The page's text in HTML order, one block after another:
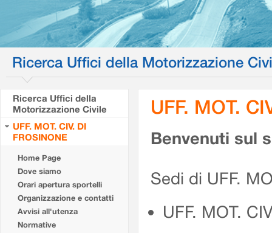
Ricerca Uffici della Motorizzazione
Ricerca Uffici della
Motorizzazione Civile
UFF. MOT. CIV. DI
FROSINONE
Home Page
Dove siamo
Orari apertura sportelli
Organizzazione e contatti
Avvisi all'utenza
Normative
UFF. MOT.
Benvenuti sul
Sedi di UFF.
UFF. MOT.